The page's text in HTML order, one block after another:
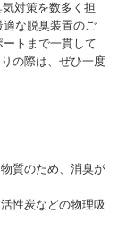
対策を数多く担
な脱臭装置のご
トまで一貫して
の際は、ぜひ一度
質のため、消臭が
性炭などの物理吸